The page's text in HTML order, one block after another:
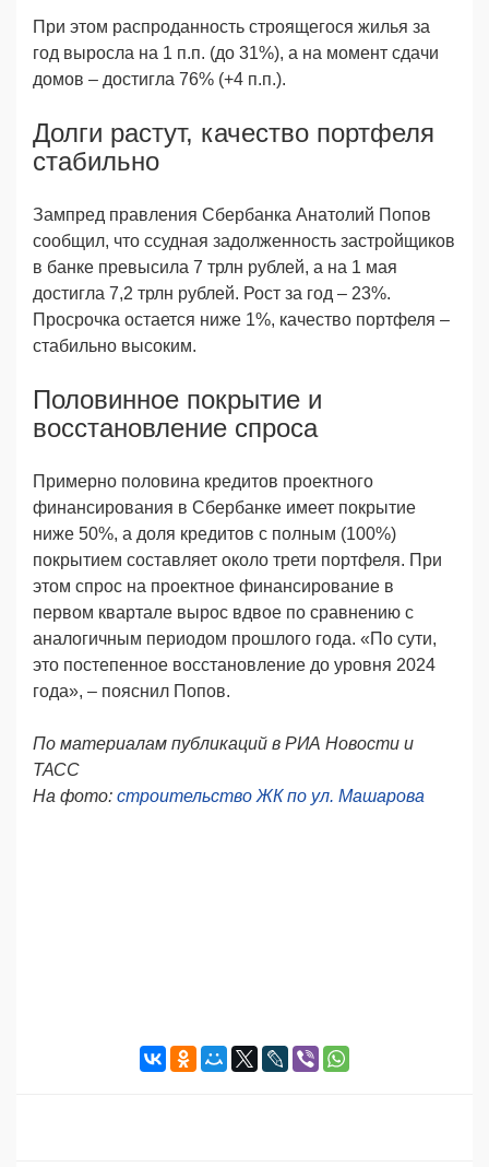
При этом распроданность строящегося жилья за
год выросла на 1 п.п. (до 31%), а на момент сдачи
домов – достигла 76% (+4 п.п.).
Долги растут, качество портфеля
стабильно
Зампред правления Сбербанка Анатолий Попов
сообщил, что ссудная задолженность застройщиков
в банке превысила 7 трлн рублей, а на 1 мая
достигла 7,2 трлн рублей. Рост за год – 23%.
Просрочка остается ниже 1%, качество портфеля –
стабильно высоким.
Половинное покрытие и
восстановление спроса
Примерно половина кредитов проектного
финансирования в Сбербанке имеет покрытие
ниже 50%, а доля кредитов с полным (100%)
покрытием составляет около трети портфеля. При
этом спрос на проектное финансирование в
первом квартале вырос вдвое по сравнению с
аналогичным периодом прошлого года. «По сути,
это постепенное восстановление до уровня 2024
года», – пояснил Попов.
По материалам публикаций в РИА Новости и
ТАСС
На фото: строительство ЖК по ул. Машарова